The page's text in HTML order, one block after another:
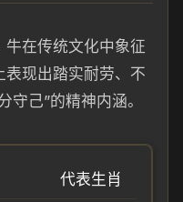
牛在传统文化中象征
现出踏实耐劳、不
守己”的精神内涵。
代表生肖